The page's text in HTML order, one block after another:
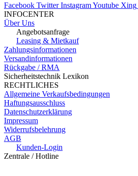
Facebook Twitter InstagramYoutube Xing
INFOCENTER
Über Uns
Angebotsanfrage
Leasing & Mietkauf
Zahlungsinformationen
Versandinformationen
Rückgabe / RMA
Sicherheitstechnik Lexikon
RECHTLICHES
Allgemeine Verkaufsbedingungen
Haftungsausschluss
Datenschutzerklärung
Impressum
Widerrufsbelehrung
AGB
Kunden-Login
Zentrale / Hotline